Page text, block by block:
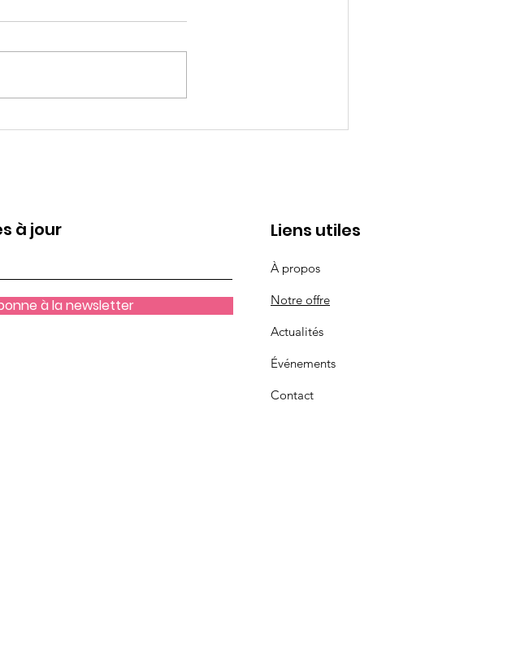
à
Le magazine qui parle de
Liens utiles
À propos
Notre offre
Actualités
Événements
Contact
à jour
à la newsletter